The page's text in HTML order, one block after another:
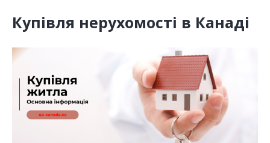
Купівля нерухомості в Канаді